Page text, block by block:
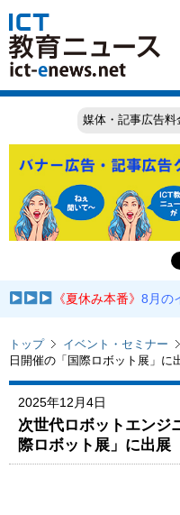
媒体・記事広告料
《夏休み本番》8月の
トップ イベント・セミナー
日開催の「国際ロボット展」に
2025年12月4日
次世代ロボットエンジ
際ロボット展」に出展